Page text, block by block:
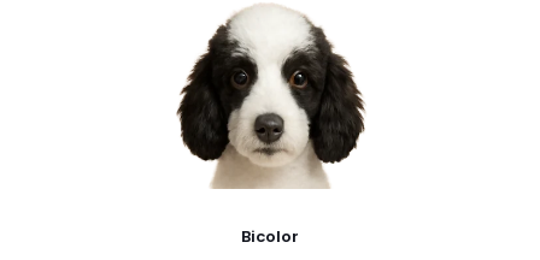
Bicolor